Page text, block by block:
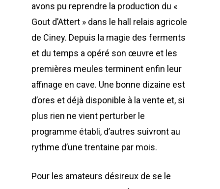
avons pu reprendre la production du «
Gout d’Attert » dans le hall relais agricole
de Ciney. Depuis la magie des ferments
et du temps a opéré son œuvre et les
premières meules terminent enfin leur
affinage en cave. Une bonne dizaine est
d’ores et déjà disponible à la vente et, si
plus rien ne vient perturber le
programme établi, d’autres suivront au
rythme d’une trentaine par mois.
Pour les amateurs désireux de se le